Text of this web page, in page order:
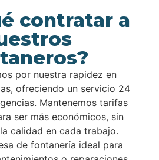
contratar a
por nuestra rapidez en
ofreciendo un servicio 24
Mantenemos tarifas
ser más económicos, sin
calidad en cada trabajo.
de fontanería ideal para